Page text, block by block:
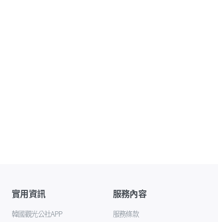
實用資訊
韓國觀光公社APP
服務內容
服務條款